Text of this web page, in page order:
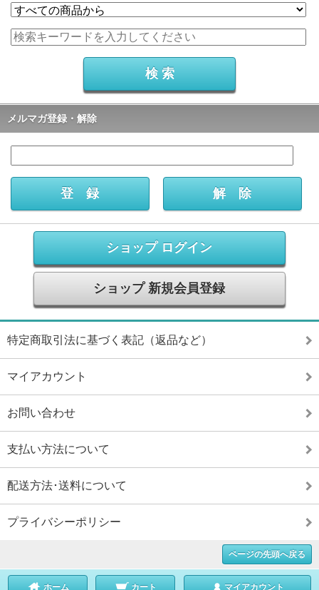
メルマガ登録・解除
ショップ ログイン
ショップ 新規会員登録
特定商取引法に基づく表記（返品など）
マイアカウント
お問い合わせ
支払い方法について
配送方法･送料について
プライバシーポリシー
ページの先頭へ戻る
ホーム カート マイアカウント